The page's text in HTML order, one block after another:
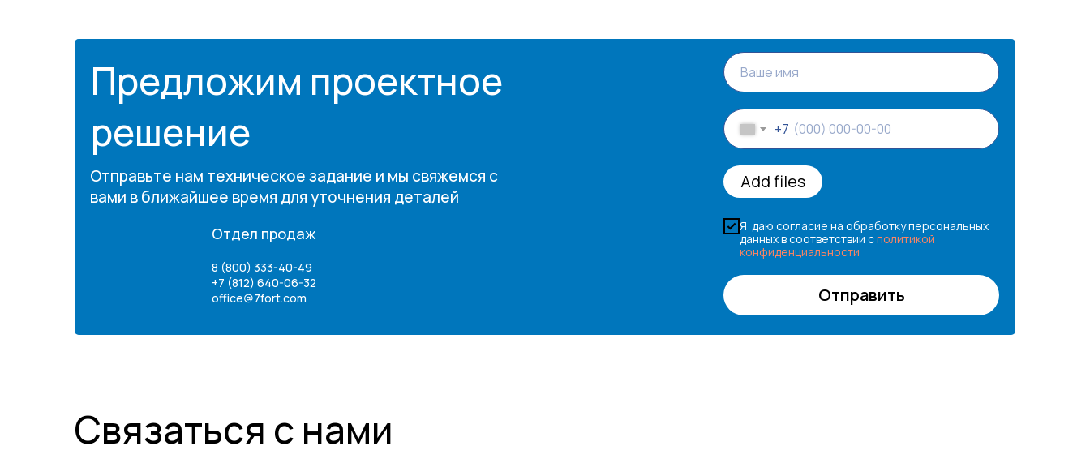
Отправьте нам техническое задание и мы свяжемся с
вами в ближайшее время для уточнения деталей
Отдел продаж
8 (800) 333-40-49
+7 (812) 640-06-32
office@7fort.com
Предложим проектное
решение
+7
Add files
Я даю согласие на обработку персональных
данных в соответствии сполитикой
конфиденциальности
Отправить
Связаться с нами